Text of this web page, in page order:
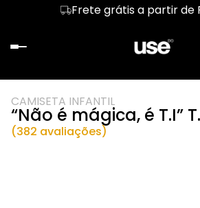
Frete grátis a partir de
CAMISETA INFANTIL
“Não é mágica, é T.I”
(382 avaliações)